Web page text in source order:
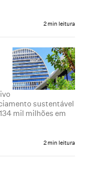
2 min leitura
sustentável
mil milhões em
2 min leitura